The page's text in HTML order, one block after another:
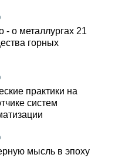
- о металлургах 21
горных
практики на
систем
мысль в эпоху